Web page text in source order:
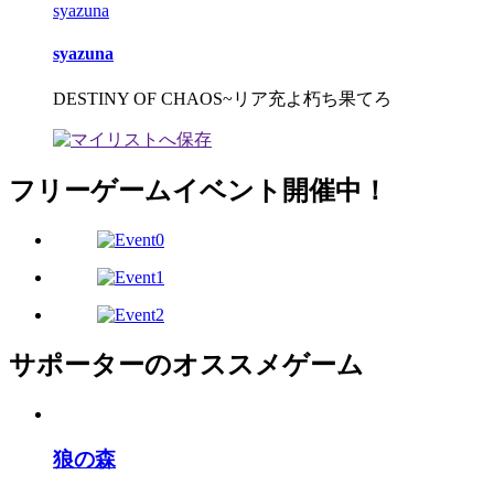
syazuna
syazuna
DESTINY OF CHAOS~リア充よ朽ち果てろ
フリーゲームイベント開催中！
サポーターのオススメゲーム
狼の森